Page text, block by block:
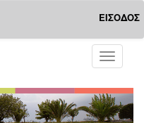
ΕΙΣΟΔΟΣ
Toggle